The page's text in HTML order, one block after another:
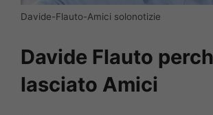
Davide-Flauto-Amici solonotizie
Davide Flauto
lasciato Amici